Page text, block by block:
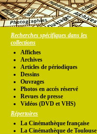
Recherches spécifiques dans les
collections
Affiches
Archives
Articles de périodiques
Dessins
Ouvrages
Photos en accés réservé
Revues de presse
Vidéos (DVD et VHS)
Répertoires
La Cinémathèque française
La Cinémathèque de Toulouse